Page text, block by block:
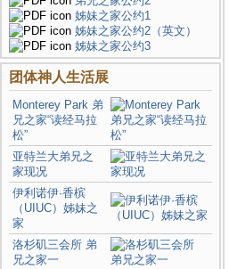
姊妹之家公约1
姊妹之家公约2（英文）
姊妹之家公约3
团体神人生活展
Monterey Park 弟
兄之家“读经马拉
松”
亚特兰大弟兄之
家现况
伊利诺伊·香槟
（UIUC）姊妹之
家
洛杉矶三会所 弟
兄之家一